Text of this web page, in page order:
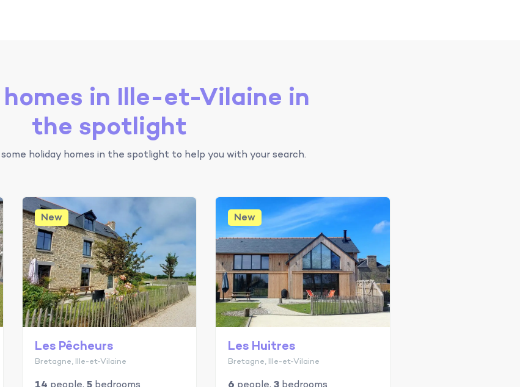
in Ille-et-Vilaine in
the spotlight
holiday homes in the spotlight to help you with your search.
New
Les Pêcheurs
Bretagne, Ille-et-Vilaine
New
Les Huitres
Bretagne, Ille-et-Vilaine